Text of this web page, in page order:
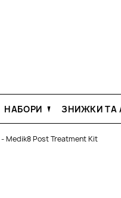
НАБОРИ ЗНИЖКИ ТА
-Medik8 Post Treatment Kit